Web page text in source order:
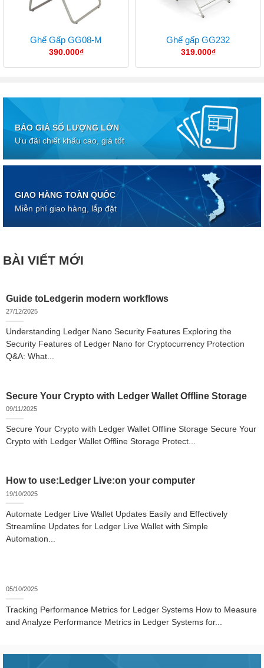
Ghế Gấp GG08-M
390.000₫
Ghế gấp GG232
319.000₫
BÁO GIÁ SỐ LƯỢNG LỚN
Ưu đãi chiết khấu cao, giá tốt
GIAO HÀNG TOÀN QUỐC
Miễn phí giao hàng, lắp đặt
BÀI VIẾT MỚI
Guide toLedgerin modern workflows
27/12/2025
Understanding Ledger Nano Security Features Exploring the
Security Features of Ledger Nano for Cryptocurrency Protection
Q&A: What...
Secure Your Crypto with Ledger Wallet Offline Storage
09/11/2025
Secure Your Crypto with Ledger Wallet Offline Storage Secure Your
Crypto with Ledger Wallet Offline Storage Protect...
How to use:Ledger Live:on your computer
19/10/2025
Automate Ledger Live Wallet Updates Easily and Effectively
Streamline Updates for Ledger Live Wallet with Simple
Automation...
05/10/2025
Tracking Performance Metrics for Ledger Systems How to Measure
and Analyze Performance Metrics in Ledger Systems for...